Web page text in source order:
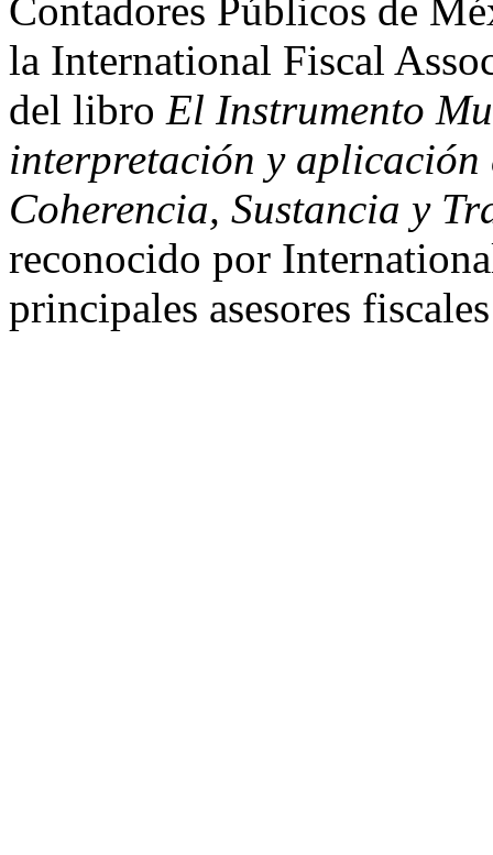
Contadores Públicos de
la International Fiscal
del libro El Instrumento
interpretación y aplicación
Coherencia, Sustancia y
reconocido por
principales asesores